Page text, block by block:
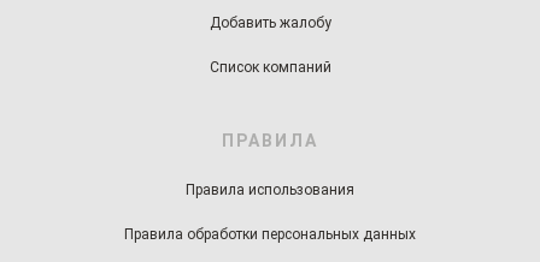
Добавить жалобу
Список компаний
ПРАВИЛА
Правила использования
Правила обработки персональных данных